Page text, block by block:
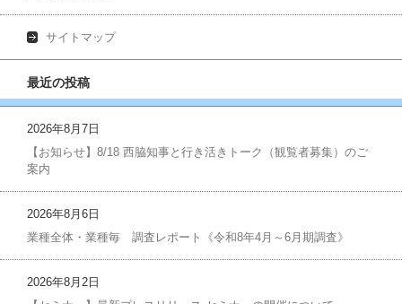
サイトマップ
最近の投稿
2026年8月7日
【お知らせ】8/18 西脇知事と行き活きトーク（観覧者募集）のご
案内
2026年8月6日
業種全体・業種毎 調査レポート《令和8年4月～6月期調査》
2026年8月2日